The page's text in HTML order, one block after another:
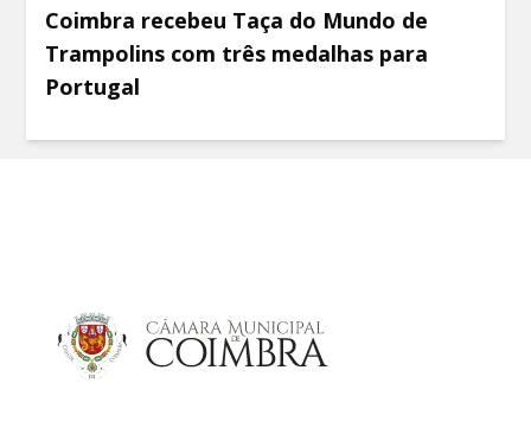
Coimbra recebeu Taça do Mundo de
Trampolins com três medalhas para
Portugal